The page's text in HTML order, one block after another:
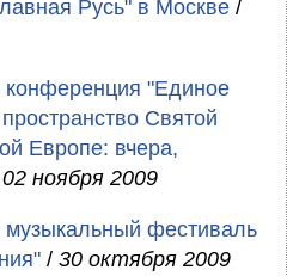
Русь" в Москве /
конференция "Единое
Святой
Европе: вчера,
02 ноября 2009
фестиваль
/ 30 октября 2009